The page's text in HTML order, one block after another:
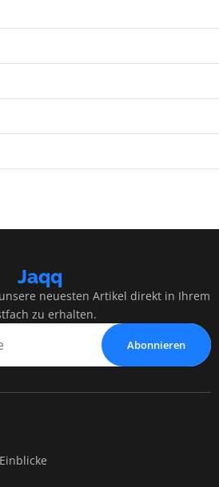
Jaqq
neuesten Artikel direkt in Ihrem
zu erhalten.
Abonnieren